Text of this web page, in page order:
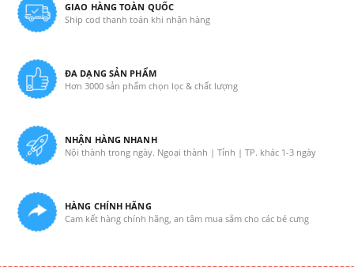
GIAO HÀNG TOÀN QUỐC
Ship cod thanh toán khi nhận hàng
ĐA DẠNG SẢN PHẨM
Hơn 3000 sản phẩm chọn lọc & chất lượng
NHẬN HÀNG NHANH
Nội thành trong ngày. Ngoại thành | Tỉnh | TP. khác 1-3 ngày
HÀNG CHÍNH HÃNG
Cam kết hàng chính hãng, an tâm mua sắm cho các bé cưng